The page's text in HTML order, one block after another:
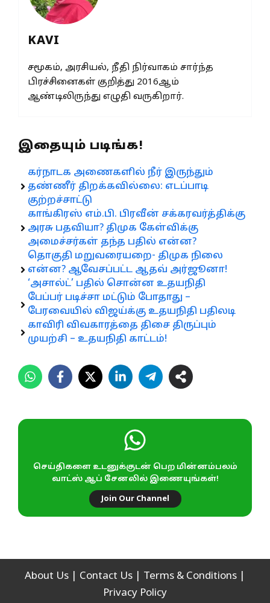
KAVI
சமூகம், அரசியல், நீதி நிர்வாகம் சார்ந்த
பிரச்சினைகள் குறித்து 2016ஆம்
ஆண்டிலிருந்து எழுதி வருகிறார்.
இதையும் படிங்க!
கர்நாடக அணைகளில் நீர் இருந்தும்
தண்ணீர் திறக்கவில்லை: எடப்பாடி
குற்றச்சாட்டு
காங்கிரஸ் எம்.பி. பிரவீன் சக்கரவர்த்திக்கு
அரசு பதவியா? திமுக கேள்விக்கு
அமைச்சர்கள் தந்த பதில் என்ன?
தொகுதி மறுவரையறை- திமுக நிலை
என்ன? ஆவேசப்பட்ட ஆதவ் அர்ஜூனா!
‘அசால்ட்’ பதில் சொன்ன உதயநிதி
பேப்பர் படிச்சா மட்டும் போதாது –
பேரவையில் விஜய்க்கு உதயநிதி பதிலடி
காவிரி விவகாரத்தை திசை திருப்பும்
முயற்சி – உதயநிதி காட்டம்!
செய்திகளை உடனுக்குடன் பெற மின்னம்பலம்
வாட்ஸ் ஆப் சேனலில் இணையுங்கள்!
Join Our Channel
About Us Contact Us Terms & Conditions
Privacy Policy